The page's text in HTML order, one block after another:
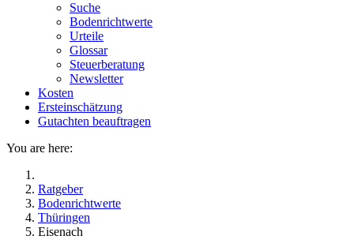
Suche
Bodenrichtwerte
Urteile
Glossar
Steuerberatung
Newsletter
Kosten
Ersteinschätzung
Gutachten beauftragen
You are here:
Ratgeber
Bodenrichtwerte
Thüringen
Eisenach